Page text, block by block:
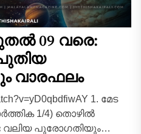
09 വരെ:
വാരഫലം
1. മേട
1/4) തൊഴിൽ
പുരോഗതിയും